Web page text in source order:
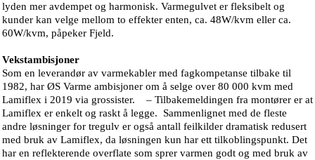
lyden mer avdempet og harmonisk. Varmegulvet er fleksibelt og
kunder kan velge mellom to effekter enten, ca. 48W/kvm eller ca.
60W/kvm, påpeker Fjeld.
Vekstambisjoner
Som en leverandør av varmekabler med fagkompetanse tilbake til
1982, har ØS Varme ambisjoner om å selge over 80 000 kvm med
Lamiflex i 2019 via grossister. – Tilbakemeldingen fra montører er at
Lamiflex er enkelt og raskt å legge. Sammenlignet med de fleste
andre løsninger for tregulv er også antall feilkilder dramatisk redusert
med bruk av Lamiflex, da løsningen kun har ett tilkoblingspunkt. Det
har en reflekterende overflate som sprer varmen godt og med bruk av